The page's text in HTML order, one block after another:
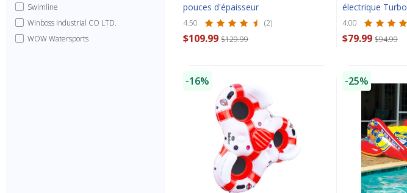
Swimline
Winboss Industrial CO LTD.
WOW Watersports
pouces d'épaisseur
4.50 (2)
$109.99 $129.99
électrique Turbo
4.00
$79.99 $94.99
-16% -25%